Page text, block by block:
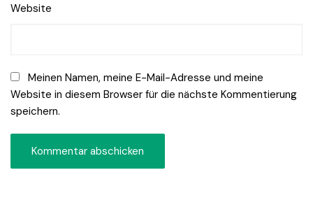
Website
Meinen Namen, meine E-Mail-Adresse und meine
Website in diesem Browser für die nächste Kommentierung
speichern.